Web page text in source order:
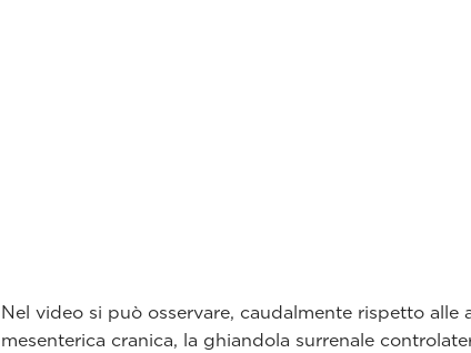
Nel video si può osservare, caudalmente rispetto alle
mesenterica cranica, la ghiandola surrenale